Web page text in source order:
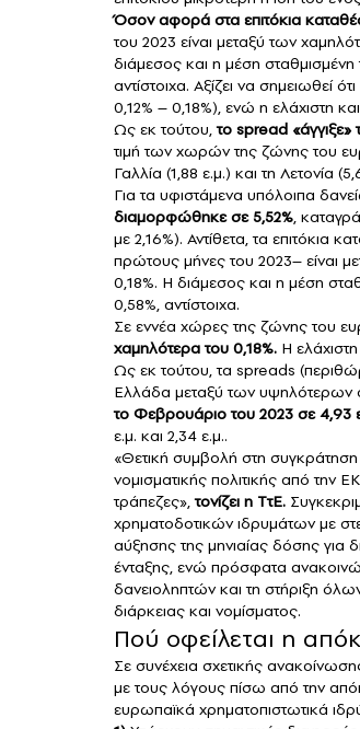
Όσον αφορά στα επιτόκια
του 2023 είναι μεταξύ των
διάμεσος και η μέση
αντίστοιχα. Αξίζει να
0,12% – 0,18%), ενώ η ελάχιστη
Ως εκ τούτου,το spread «άγγιξε»
τιμή των χωρών της ζώνης του
Γαλλία (1,88 ε.μ.) και τη Λετονία
Για τα υφιστάμενα υπόλοιπα
διαμορφώθηκε σε 5,52%,
με 2,16%). Αντίθετα, τα επιτόκια
πρώτους μήνες του 2023– είναι
0,18%. Η διάμεσος και η μέση
0,58%, αντίστοιχα.
Σε εννέα χώρες της ζώνης του
χαμηλότερα του 0,18%. Η
Ως εκ τούτου, τα spreads
Ελλάδα μεταξύ των υψηλότερων
το Φεβρουάριο του 2023 σε 4,93
ε.μ. και 2,34 ε.μ..
«Θετική συμβολή στη
νομισματικής πολιτικής από την
τράπεζες»,τονίζει η ΤτΕ.
χρηματοδοτικών ιδρυμάτων με
αύξησης της μηνιαίας δόσης για
ένταξης, ενώ πρόσφατα
δανειοληπτών και τη στήριξη
διάρκειας και νομίσματος.
Πού οφείλεται η
Σε συνέχεια σχετικής
με τους λόγους πίσω από την
ευρωπαϊκά χρηματοπιστωτικά